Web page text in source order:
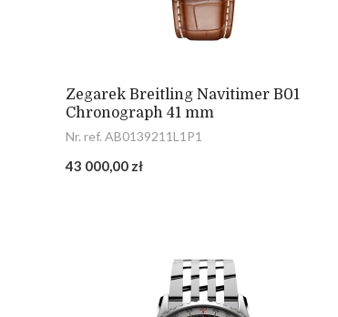
Zegarek Breitling Navitimer B01
Chronograph 41 mm
Nr. ref. AB0139211L1P1
43 000,00 zł